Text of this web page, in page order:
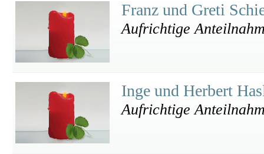
Franz und Greti
Aufrichtige
Inge und Herbert
Aufrichtige